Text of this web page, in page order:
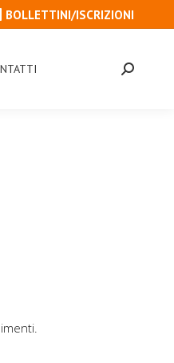
BOLLETTINI/ISCRIZIONI
Cerca: